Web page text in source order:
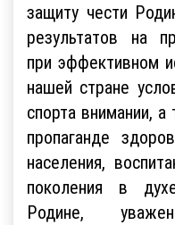
защиту чести
результатов на
при эффективном
нашей стране
спорта внимании,
пропаганде
населения,
поколения в
Родине,